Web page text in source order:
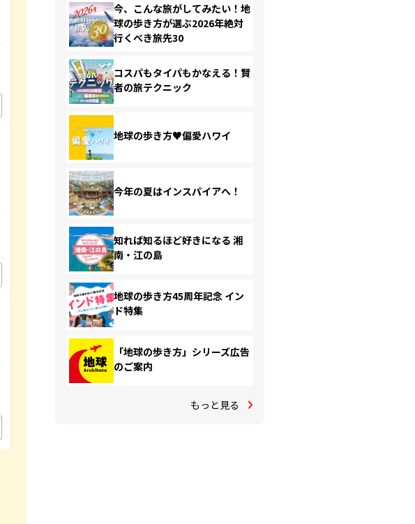
今、こんな旅がしてみたい！地
球の歩き方が選ぶ2026年絶対
行くべき旅先30
コスパもタイパもかなえる！賢
者の旅テクニック
地球の歩き方♥偏愛ハワイ
今年の夏はインスパイアへ！
知れば知るほど好きになる 湘
南・江の島
地球の歩き方45周年記念 イン
ド特集
「地球の歩き方」シリーズ広告
のご案内
もっと見る